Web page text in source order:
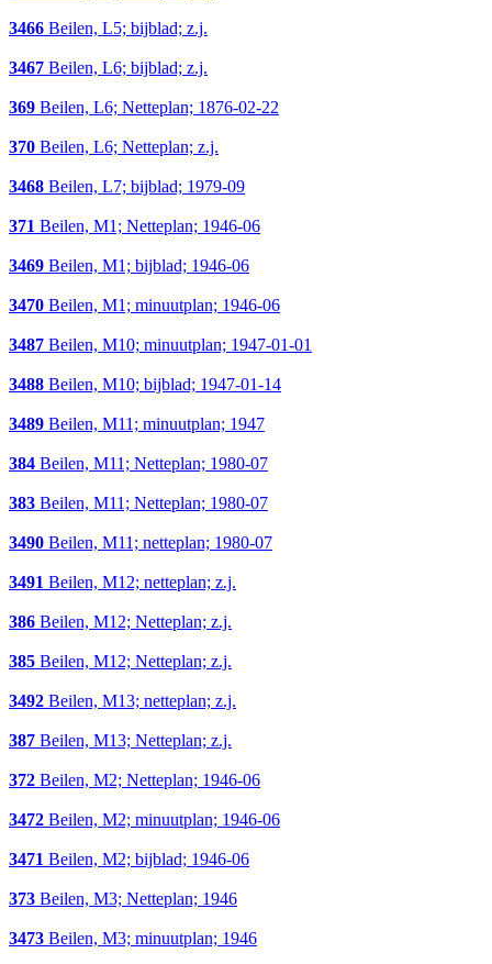
3466 Beilen, L5; bijblad; z.j.
3467 Beilen, L6; bijblad; z.j.
369 Beilen, L6; Netteplan; 1876-02-22
370 Beilen, L6; Netteplan; z.j.
3468 Beilen, L7; bijblad; 1979-09
371 Beilen, M1; Netteplan; 1946-06
3469 Beilen, M1; bijblad; 1946-06
3470 Beilen, M1; minuutplan; 1946-06
3487 Beilen, M10; minuutplan; 1947-01-01
3488 Beilen, M10; bijblad; 1947-01-14
3489 Beilen, M11; minuutplan; 1947
384 Beilen, M11; Netteplan; 1980-07
383 Beilen, M11; Netteplan; 1980-07
3490 Beilen, M11; netteplan; 1980-07
3491 Beilen, M12; netteplan; z.j.
386 Beilen, M12; Netteplan; z.j.
385 Beilen, M12; Netteplan; z.j.
3492 Beilen, M13; netteplan; z.j.
387 Beilen, M13; Netteplan; z.j.
372 Beilen, M2; Netteplan; 1946-06
3472 Beilen, M2; minuutplan; 1946-06
3471 Beilen, M2; bijblad; 1946-06
373 Beilen, M3; Netteplan; 1946
3473 Beilen, M3; minuutplan; 1946